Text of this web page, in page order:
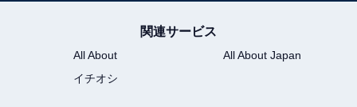
関連サービス
All About
All About Japan
イチオシ